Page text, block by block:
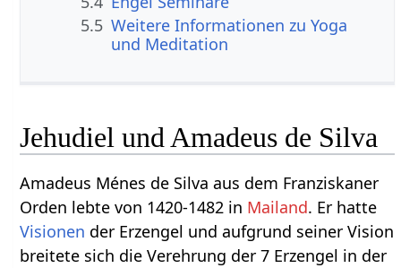
5.5 Weitere Informationen zu Yoga
und Meditation
Jehudiel und Amadeus de Silva
Amadeus Ménes de Silva aus dem Franziskaner
Orden lebte von 1420-1482 in Mailand. Er hatte
Visionen der Erzengel und aufgrund seiner Vision
breitete sich die Verehrung der 7 Erzengel in der